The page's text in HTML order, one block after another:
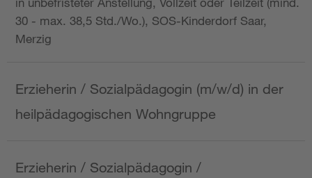
30 - max. 38,5 Std./Wo.), SOS-Kinderdorf Saar,
Merzig
Erzieherin / Sozialpädagogin (m/w/d) in der
heilpädagogischen Wohngruppe
Erzieherin / Sozialpädagogin /